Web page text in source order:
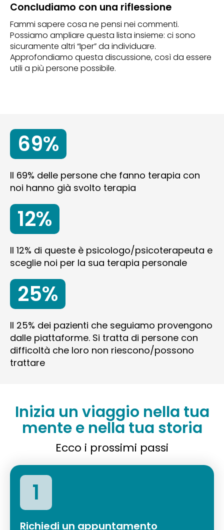
Concludiamo con una riflessione
Fammi sapere cosa ne pensi nei commenti.
Possiamo ampliare questa lista insieme: ci sono
sicuramente altri “Iper” da individuare.
Approfondiamo questa discussione, così da essere
utili a più persone possibile.
69%
Il 69% delle persone che fanno terapia con
noi hanno già svolto terapia
12%
Il 12% di queste è psicologo/psicoterapeuta e
sceglie noi per la sua terapia personale
25%
Il 25% dei pazienti che seguiamo provengono
dalle piattaforme. Si tratta di persone con
difficoltà che loro non riescono/possono
trattare
Inizia un viaggio nella tua
mente e nella tua storia
Ecco i prossimi passi
1
Richiedi un appuntamento